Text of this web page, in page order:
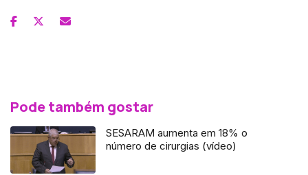
Pode também gostar
SESARAM aumenta em 18% o
número de cirurgias (vídeo)